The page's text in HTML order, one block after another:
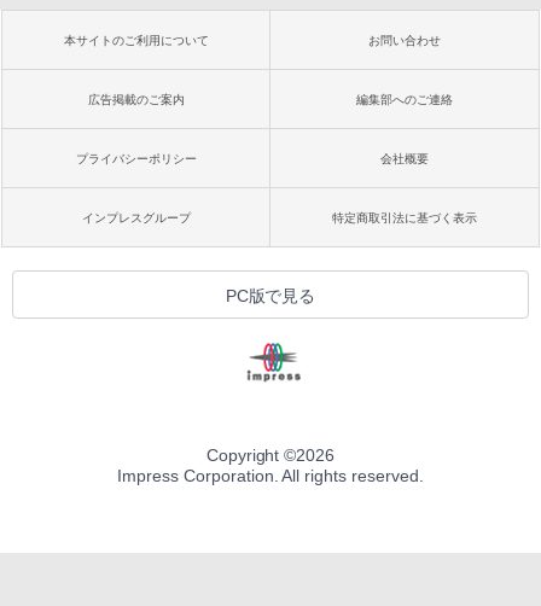
本サイトのご利用について お問い合わせ
広告掲載のご案内 編集部へのご連絡
プライバシーポリシー 会社概要
インプレスグループ 特定商取引法に基づく表示
PC版で見る
Copyright ©2026
Impress Corporation. All rights reserved.